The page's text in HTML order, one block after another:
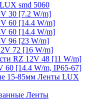
smd 5060
30 [7.2 W/m]
60 [14.4 W/m]
60 [14.4 W/m]
96 [23 W/m]
72 [16 W/m]
RZ 12V 48 [11 W/m]
60 [14.4 W/m, IP65-67]
Ленты LUX
Ленты